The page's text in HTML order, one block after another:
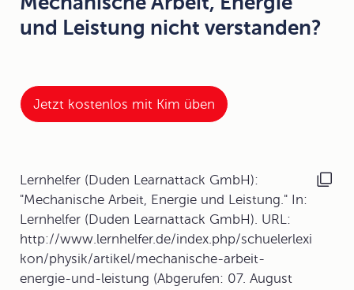
und Leistung nicht verstanden?
Jetzt kostenlos mit Kim üben
Lernhelfer (Duden Learnattack GmbH):
"Mechanische Arbeit, Energie und Leistung." In:
Lernhelfer (Duden Learnattack GmbH). URL:
http://www.lernhelfer.de/index.php/schuelerlexi
kon/physik/artikel/mechanische-arbeit-
energie-und-leistung (Abgerufen: 07. August